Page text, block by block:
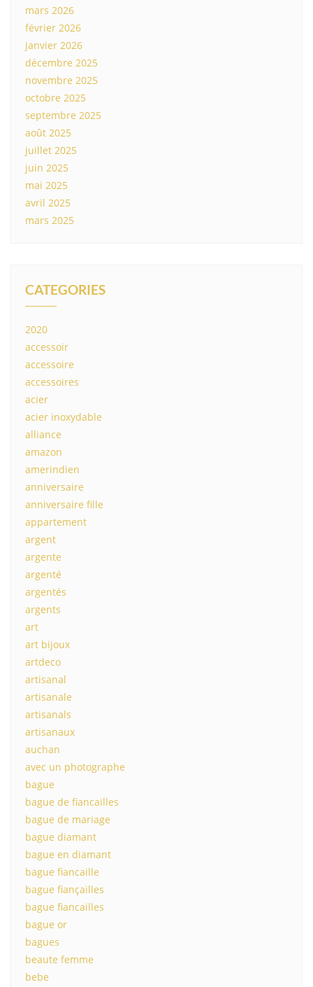
mars 2026
février 2026
janvier 2026
décembre 2025
novembre 2025
octobre 2025
septembre 2025
août 2025
juillet 2025
juin 2025
mai 2025
avril 2025
mars 2025
CATEGORIES
2020
accessoir
accessoire
accessoires
acier
acier inoxydable
alliance
amazon
amerindien
anniversaire
anniversaire fille
appartement
argent
argente
argenté
argentés
argents
art
art bijoux
artdeco
artisanal
artisanale
artisanals
artisanaux
auchan
avec un photographe
bague
bague de fiancailles
bague de mariage
bague diamant
bague en diamant
bague fiancaille
bague fiançailles
bague fiancailles
bague or
bagues
beaute femme
bebe